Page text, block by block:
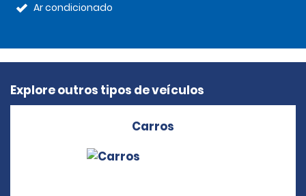
Ar condicionado
Explore outros tipos de veículos
Carros